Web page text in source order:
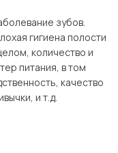
зубов.
гигиена полости
количество и
питания, в том
качество
и т.д.